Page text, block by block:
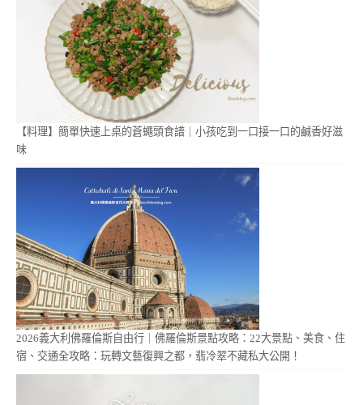
【料理】簡單快速上桌的蒼蠅頭食譜｜小孩吃到一口接一口的鹹香好滋
味
2026義大利佛羅倫斯自由行｜佛羅倫斯景點攻略：22大景點、美食、住
宿、交通全攻略：玩轉文藝復興之都，翡冷翠不藏私大公開！